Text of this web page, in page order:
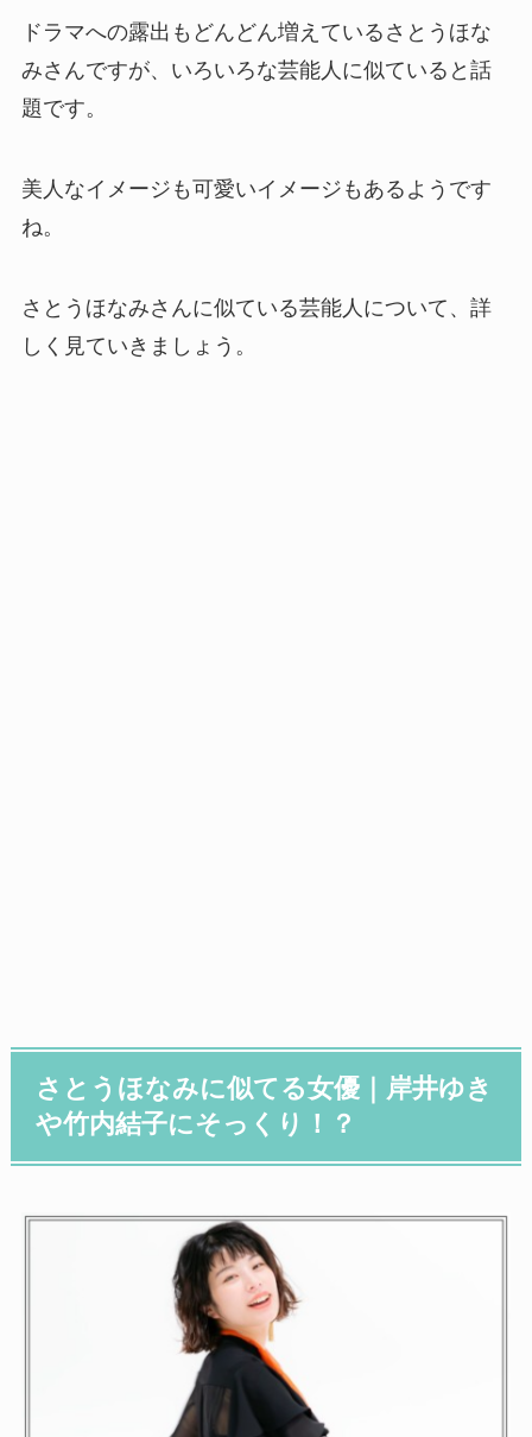
ドラマへの露出もどんどん増えているさとうほな
みさんですが、いろいろな芸能人に似ていると話
題です。
美人なイメージも可愛いイメージもあるようです
ね。
さとうほなみさんに似ている芸能人について、詳
しく見ていきましょう。
さとうほなみに似てる女優｜岸井ゆき
や竹内結子にそっくり！？